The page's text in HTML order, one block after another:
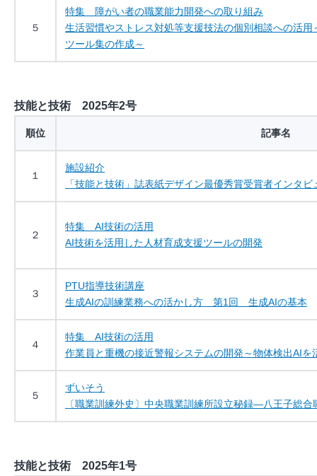
５
特集 障がい者の職業能力開発への取り組み
生活習慣やストレス対処等支援技法の個別相談への活
ツール集の作成～
技能と技術 2025年2号
順位 記事名
１
施設紹介
「技能と技術」誌表紙デザイン最優秀賞受賞者インタビ
２
特集 AI技術の活用
AI技術を活用した人材育成支援ツールの開発
３
PTU指導技術講座
生成AIの訓練業務への活かし方 第1回 生成AIの基本
４
特集 AI技術の活用
作業員と重機の接近警報システムの開発～物体検出AIを
５
ずいそう
〔職業訓練外史〕中央職業訓練所設立秘録―八王子総
技能と技術 2025年1号